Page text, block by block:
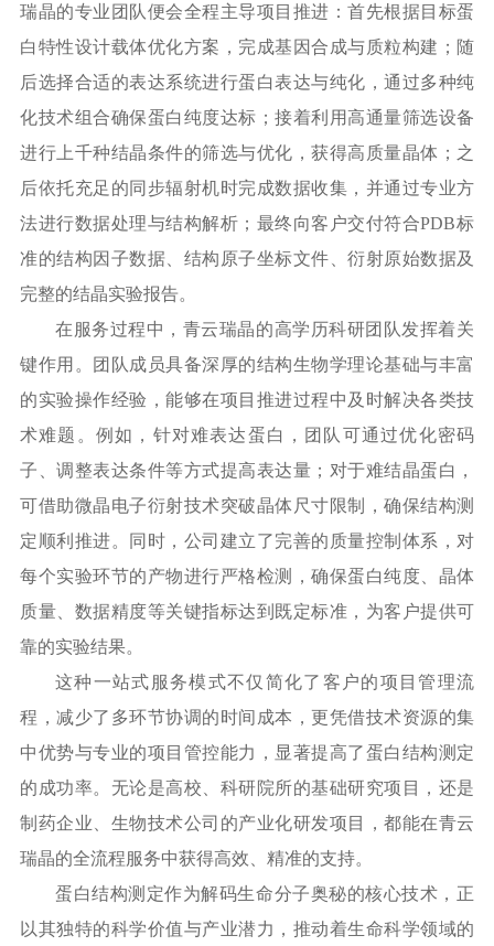
瑞晶的专业团队便会全程主导项目推进：首先根据目标蛋
白特性设计载体优化方案，完成基因合成与质粒构建；随
后选择合适的表达系统进行蛋白表达与纯化，通过多种纯
化技术组合确保蛋白纯度达标；接着利用高通量筛选设备
进行上千种结晶条件的筛选与优化，获得高质量晶体；之
后依托充足的同步辐射机时完成数据收集，并通过专业方
法进行数据处理与结构解析；最终向客户交付符合PDB标
准的结构因子数据、结构原子坐标文件、衍射原始数据及
完整的结晶实验报告。
在服务过程中，青云瑞晶的高学历科研团队发挥着关
键作用。团队成员具备深厚的结构生物学理论基础与丰富
的实验操作经验，能够在项目推进过程中及时解决各类技
术难题。例如，针对难表达蛋白，团队可通过优化密码
子、调整表达条件等方式提高表达量；对于难结晶蛋白，
可借助微晶电子衍射技术突破晶体尺寸限制，确保结构测
定顺利推进。同时，公司建立了完善的质量控制体系，对
每个实验环节的产物进行严格检测，确保蛋白纯度、晶体
质量、数据精度等关键指标达到既定标准，为客户提供可
靠的实验结果。
这种一站式服务模式不仅简化了客户的项目管理流
程，减少了多环节协调的时间成本，更凭借技术资源的集
中优势与专业的项目管控能力，显著提高了蛋白结构测定
的成功率。无论是高校、科研院所的基础研究项目，还是
制药企业、生物技术公司的产业化研发项目，都能在青云
瑞晶的全流程服务中获得高效、精准的支持。
蛋白结构测定作为解码生命分子奥秘的核心技术，正
以其独特的科学价值与产业潜力，推动着生命科学领域的